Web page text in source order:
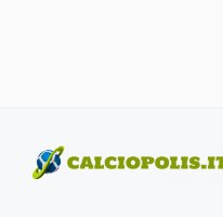
contenuto